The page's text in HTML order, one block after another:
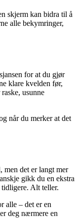
skjerm kan bidra til å
alle bekymringer,
for at du gjør
klare kvelden før,
usunne
når du merker at det
men det er langt mer
gikk du en ekstra
Alt teller.
alle – det er en
deg nærmere en